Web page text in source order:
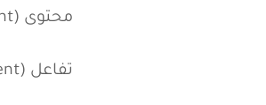
منشور (Post): أي شيء تنشره على وسائل التواصل الاجتماعي (صورة، فيديو، نص، رابط).
محتوى (Content): جميع المعلومات التي تنشرها (صور، فيديوهات، نصوص).